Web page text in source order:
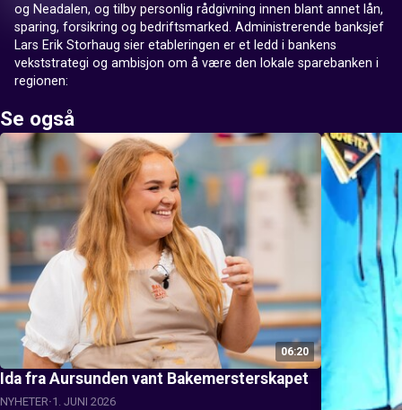
og Neadalen, og tilby personlig rådgivning innen blant annet lån,
sparing, forsikring og bedriftsmarked. Administrerende banksjef
Lars Erik Storhaug sier etableringen er et ledd i bankens
vekststrategi og ambisjon om å være den lokale sparebanken i
regionen:
Se også
06:20
Ida fra Aursunden vant Bakemersterskapet
NYHETER 1. JUNI 2026